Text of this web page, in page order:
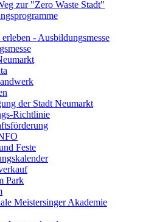
zur "Zero Waste Stadt"
- Ausbildungsmesse
der Stadt Neumarkt
Richtlinie
Feste
Park
Meistersinger Akademie